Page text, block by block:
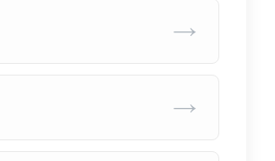
→
→